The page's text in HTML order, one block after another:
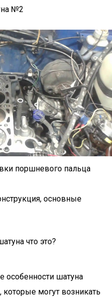
№2
поршневого пальца
основные
особенности шатуна
могут возникать